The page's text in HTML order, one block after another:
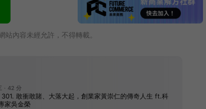
站內容未經允許，不得轉載。